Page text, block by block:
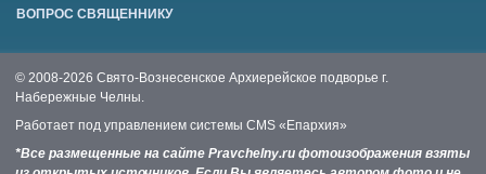
ВОПРОС СВЯЩЕННИКУ
© 2008-2026 Свято-Вознесенское Архиерейское подворье г.
Набережные Челны.
Работает под управлением системы CMS «Епархия»
*Все размещенные на сайте Pravchelny.ru фотоизображения взяты